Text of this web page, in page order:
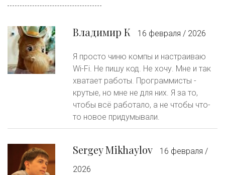
Владимир К 16 февраля / 2026
Я просто чиню компы и настраиваю
Wi-Fi. Не пишу код. Не хочу. Мне и так
хватает работы. Программисты -
крутые, но мне не для них. Я за то,
чтобы всё работало, а не чтобы что-
то новое придумывали.
Sergey Mikhaylov
16 февраля /
2026